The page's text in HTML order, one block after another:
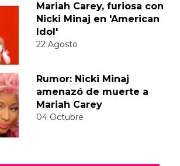
Mariah Carey, furiosa con
Nicki Minaj en 'American
Idol'
22 Agosto
Rumor: Nicki Minaj
amenazó de muerte a
Mariah Carey
04 Octubre